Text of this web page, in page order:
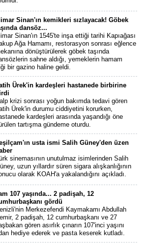
Sinan'ın kemikleri sızlayacak! Göbek
dansöz...
Sinan'ın 1545'te inşa ettiği tarihi Kapıağası
Ağa Hamamı, restorasyon sonrası eğlence
dönüştürülerek göbek taşında
sahne aldığı, yemeklerin hamam
bir gazino haline geldi.
Ürek'in kardeşleri hastanede birbirine
krizi sonrası yoğun bakımda tedavi gören
Ürek'in durumu ciddiyetini korurken,
kardeşleri arasında yaşandığı öne
tartışma gündeme oturdu.
usta ismi Salih Güney'den üzen
sinemasının unutulmaz isimlerinden Salih
uzun yıllardır süren sigara alışkanlığının
olarak KOAH'a yakalandığını açıkladı.
107 yaşında... 2 padişah, 12
gördü
Merkezefendi Kaymakamı Abdullah
2 padişah, 12 cumhurbaşkanı ve 27
gören asırlık çınarın 107'inci yaşını
hediye ederek ve pasta keserek kutladı.